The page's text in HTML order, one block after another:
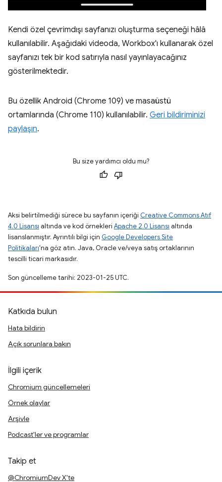
Kendi özel çevrimdışı sayfanızı oluşturma seçeneği hâlâ
kullanılabilir. Aşağıdaki videoda, Workbox'ı kullanarak özel
sayfanızı tek bir kod satırıyla nasıl yayınlayacağınız
gösterilmektedir.
Bu özellik Android (Chrome 109) ve masaüstü
ortamlarında (Chrome 110) kullanılabilir. Geri bildiriminizi
paylaşın.
Bu size yardımcı oldu mu?
Aksi belirtilmediği sürece bu sayfanın içeriği Creative Commons Atıf
4.0 Lisansı altında ve kod örnekleri Apache 2.0 Lisansı altında
lisanslanmıştır. Ayrıntılı bilgi için Google Developers Site
Politikaları'na göz atın. Java, Oracle ve/veya satış ortaklarının
tescilli ticari markasıdır.
Son güncelleme tarihi: 2023-01-25 UTC.
Katkıda bulun
Hata bildirin
Açık sorunlara bakın
İlgili içerik
Chromium güncellemeleri
Örnek olaylar
Arşivle
Podcast'ler ve programlar
Takip et
@ChromiumDev X'te